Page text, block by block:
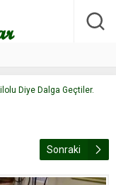
kaybetti
Diye Dalga Geçtiler.
Sonraki